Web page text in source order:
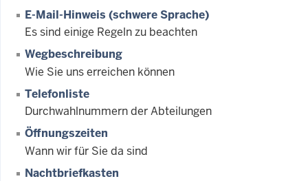
E-Mail-Hinweis (schwere Sprache)
Es sind einige Regeln zu beachten
Wegbeschreibung
Wie Sie uns erreichen können
Telefonliste
Durchwahlnummern der Abteilungen
Öffnungszeiten
Wann wir für Sie da sind
Nachtbriefkasten